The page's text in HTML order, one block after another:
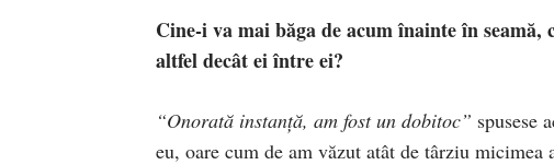
Cine-i va mai băga de acum înainte în
altfel decât ei între ei?
“Onorată instanță, am fost un dobitoc” spusese
eu, oare cum de am văzut atât de târziu